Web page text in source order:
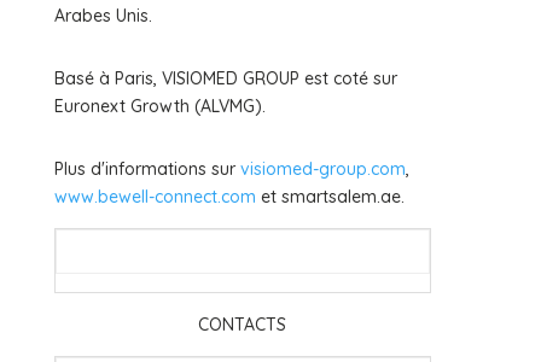
Arabes Unis.
Basé à Paris, VISIOMED GROUP est coté sur
Euronext Growth (ALVMG).
Plus d'informations sur visiomed-group.com
www.bewell-connect.com et smartsalem.ae.
CONTACTS